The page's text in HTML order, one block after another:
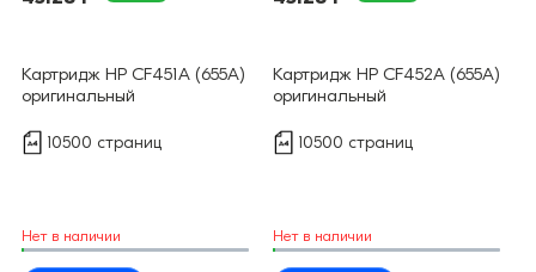
Картридж HP CF451A (655A)
оригинальный
10500 страниц
Нет в наличии
Картридж HP CF452A (655A)
оригинальный
10500 страниц
Нет в наличии